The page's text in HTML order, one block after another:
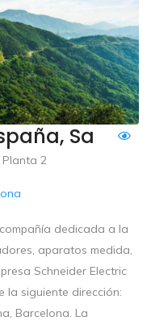
Sa
Planta 2
dedicada a la
aparatos medida,
Schneider Electric
la siguiente dirección:
Barcelona. La